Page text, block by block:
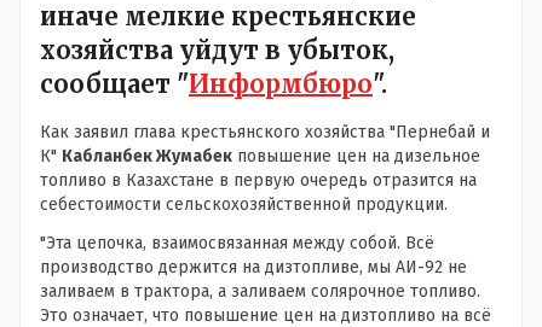
иначе мелкие крестьянские
хозяйства уйдут в убыток,
сообщает "Информбюро".
Как заявил глава крестьянского хозяйства "Пернебай и
К" Кабланбек Жумабек повышение цен на дизельное
топливо в Казахстане в первую очередь отразится на
себестоимости сельскохозяйственной продукции.
"Эта цепочка, взаимосвязанная между собой. Всё
производство держится на дизтопливе, мы АИ-92 не
заливаем в трактора, а заливаем солярочное топливо.
Это означает, что повышение цен на дизтопливо на всё